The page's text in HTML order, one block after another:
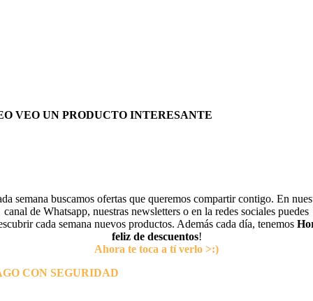
VEO UN PRODUCTO INTERESANTE
semana buscamos ofertas que queremos compartir contigo. En
canal de Whatsapp, nuestras newsletters o en la redes sociales puedes
cada semana nuevos productos. Además cada día, tenemos
feliz de descuentos!
Ahora te toca a tí verlo >:)
CON SEGURIDAD